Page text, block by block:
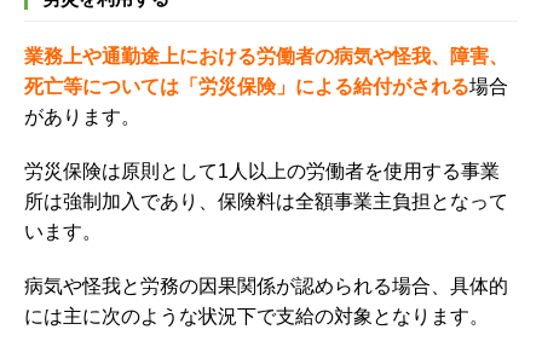
業務上や通勤途上における労働者の病気や怪我、障害、
死亡等については「労災保険」による給付がされる場合
があります。
労災保険は原則として1人以上の労働者を使用する事業
所は強制加入であり、保険料は全額事業主負担となって
います。
病気や怪我と労務の因果関係が認められる場合、 具体的
には主に次のような状況下で支給の対象となります。